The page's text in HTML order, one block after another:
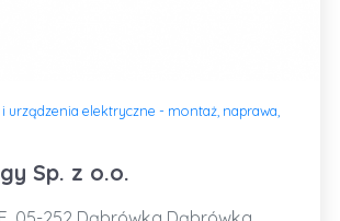
i urządzenia elektryczne - montaż, naprawa,
Sp. z o.o.